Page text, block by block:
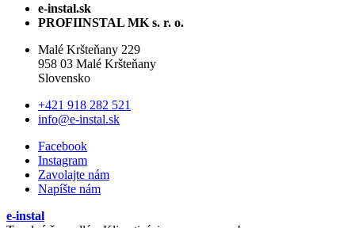
e-instal.sk
PROFIINSTAL MK s. r. o.
Malé Kršteňany 229
958 03 Malé Kršteňany
Slovensko
+421 918 282 521
info@e-instal.sk
Facebook
Instagram
Zavolajte nám
Napíšte nám
e-instal